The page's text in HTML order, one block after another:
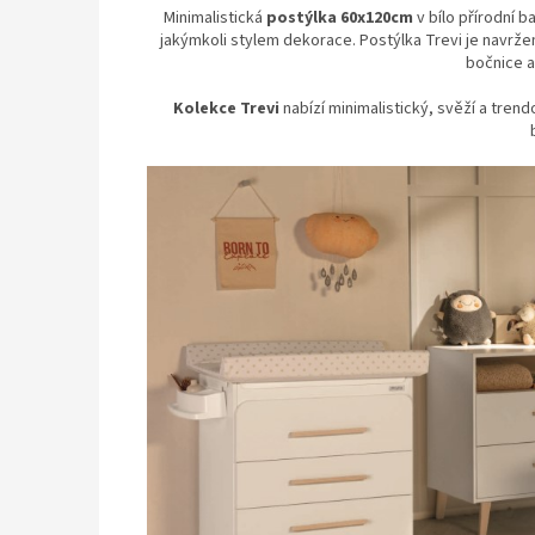
Minimalistická postýlka 60x120cm v bílo přírodní
jakýmkoli stylem dekorace. Postýlka Trevi je
bočnice
Kolekce Trevi nabízí minimalistický, svěží a